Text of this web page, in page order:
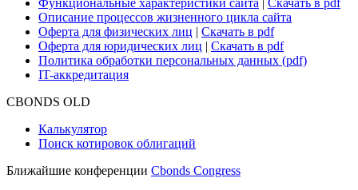
Функциональные характеристики сайта | Скачать в pdf
Описание процессов жизненного цикла сайта
Оферта для физических лиц | Скачать в pdf
Оферта для юридических лиц | Скачать в pdf
Политика обработки персональных данных (pdf)
IT-аккредитация
CBONDS OLD
Калькулятор
Поиск котировок облигаций
Ближайшие конференции Cbonds Congress